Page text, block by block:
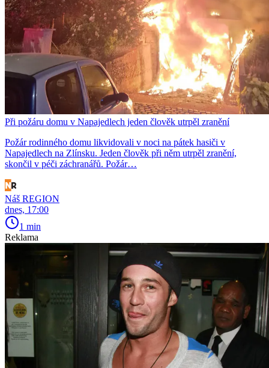
Při požáru domu v Napajedlech jeden člověk utrpěl zranění
Požár rodinného domu likvidovali v noci na pátek hasiči v
Napajedlech na Zlínsku. Jeden člověk při něm utrpěl zranění,
skončil v péči záchranářů. Požár…
Náš REGION
dnes, 17:00
1 min
Reklama